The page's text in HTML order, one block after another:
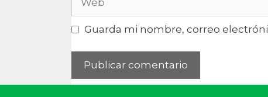
Guarda mi nombre, correo